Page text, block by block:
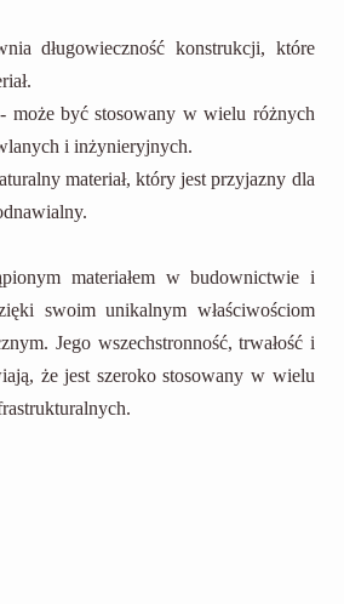
długowieczność konstrukcji, które
może być stosowany w wielu różnych
i inżynieryjnych.
materiał, który jest przyjazny dla
materiałem w budownictwie i
swoim unikalnym właściwościom
Jego wszechstronność, trwałość i
że jest szeroko stosowany w wielu